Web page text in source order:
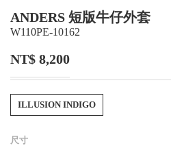
ANDERS 短版牛仔外套
W110PE-10162
NT$ 8,200
ILLUSION INDIGO
尺寸